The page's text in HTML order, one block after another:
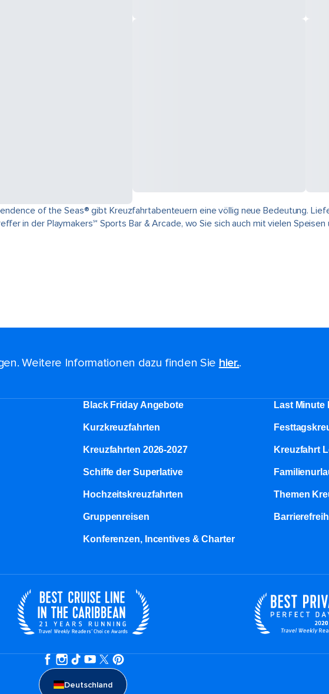
of the Seas® gibt Kreuzfahrtabenteuern eine völlig neue Bedeutung.
in der Playmakers℠ Sports Bar & Arcade, wo Sie sich auch mit vielen
Weitere Informationen dazu finden Sie hier..
Black Friday Angebote Last Minute
Kurzkreuzfahrten​
Kreuzfahrten 2026-2027 Kreuzfahrt
Schiffe der Superlative
Hochzeitskreuzfahrten Themen
Gruppenreisen
Konferenzen, Incentives & Charter
Deutschland